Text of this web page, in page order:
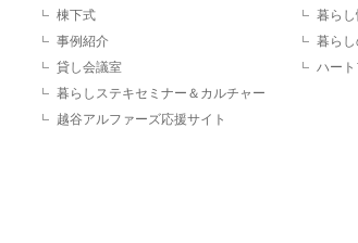
棟下式
事例紹介
貸し会議室
暮らしステキセミナー＆カルチャー
越谷アルファーズ応援サイト
暮らし
暮らし
ハー